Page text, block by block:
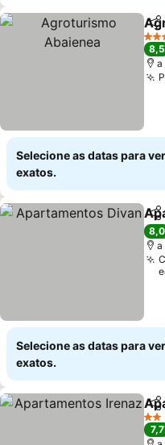
3
8,5
a
Selecione as datas para
exatos.
8,0
a
Selecione as datas para
exatos.
2
7,7